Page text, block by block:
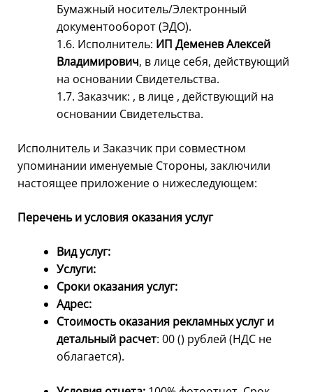
Бумажный носитель/Электронный
документооборот (ЭДО).
1.6. Исполнитель: ИП Деменев Алексей
Владимирович, в лице себя, действующий
на основании Свидетельства.
1.7. Заказчик: , в лице , действующий на
основании Свидетельства.
Исполнитель и Заказчик при совместном
упоминании именуемые Стороны, заключили
настоящее приложение о нижеследующем:
Перечень и условия оказания услуг
Вид услуг:
Услуги:
Сроки оказания услуг:
Адрес:
Стоимость оказания рекламных услуг и
детальный расчет: 00 () рублей (НДС не
облагается).